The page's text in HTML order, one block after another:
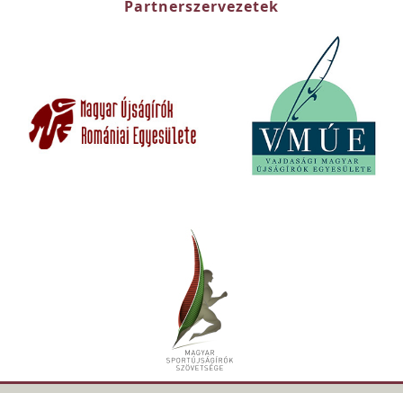
Partnerszervezetek